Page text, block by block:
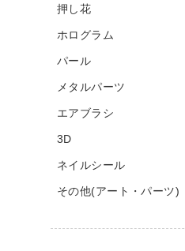
押し花
ホログラム
パール
メタルパーツ
エアブラシ
3D
ネイルシール
その他(アート・パーツ)